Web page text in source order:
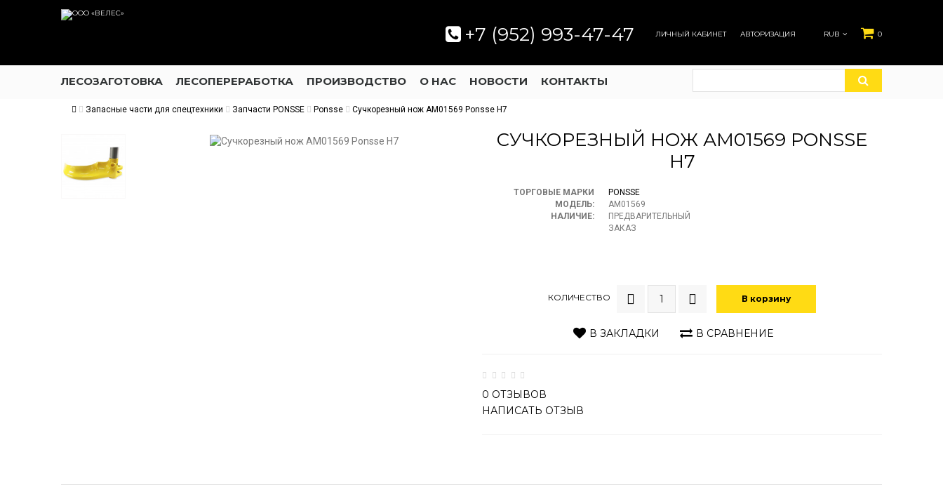
0
ЛИЧНЫЙ КАБИНЕТ АВТОРИЗАЦИЯ RUB
+7 (952) 993-47-47
ЛЕСОЗАГОТОВКА ЛЕСОПЕРЕРАБОТКА ПРОИЗВОДСТВО О НАС НОВОСТИ КОНТАКТЫ
Запасные части для спецтехники Запчасти PONSSE Ponsse Сучкорезный нож АМ01569 Ponsse H7
СУЧКОРЕЗНЫЙ НОЖ АМ01569 PONSSE
H7
ТОРГОВЫЕ МАРКИ
PONSSE
МОДЕЛЬ:
АМ01569
НАЛИЧИЕ:
ПРЕДВАРИТЕЛЬНЫЙ
ЗАКАЗ
КОЛИЧЕСТВО В корзину
В ЗАКЛАДКИ В СРАВНЕНИЕ
0 ОТЗЫВОВ
НАПИСАТЬ ОТЗЫВ